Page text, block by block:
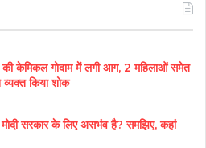
केमिकल गोदाम में लगी आग, 2 महिलाओं समेत
किया शोक
मोदी सरकार के लिए असभंव है? समझिए, कहां